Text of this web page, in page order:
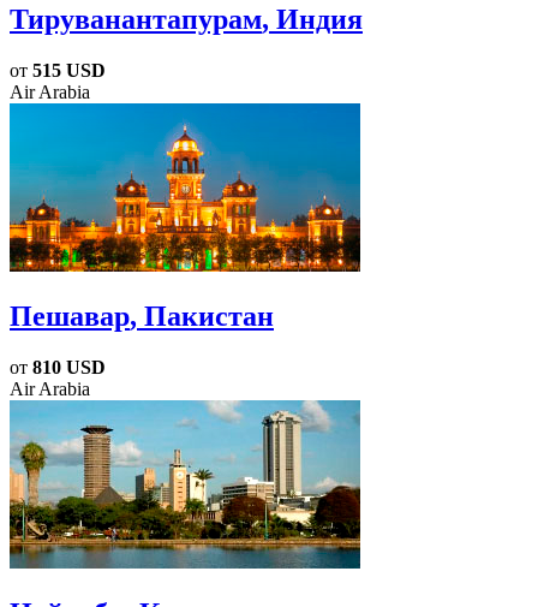
Тируванантапурам, Индия
от 515 USD
Air Arabia
Пешавар, Пакистан
от 810 USD
Air Arabia